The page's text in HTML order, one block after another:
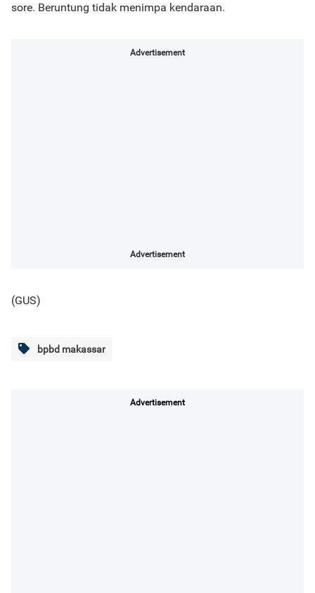
sore. Beruntung tidak menimpa kendaraan.
Advertisement
Advertisement
(GUS)
bpbd makassar
Advertisement